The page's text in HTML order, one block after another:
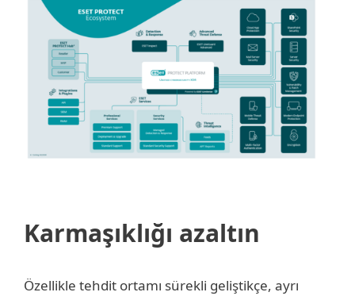
Karmaşıklığı azaltın
Özellikle tehdit ortamı sürekli geliştikçe, ayrı